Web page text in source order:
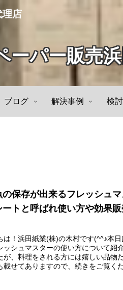
理店
ーパー販売
ブログ 解決事例 検
の保存が出来るフレッシュ
ートと呼ばれ使い方や効果
は！浜田紙業(株)の木村です(^^♪本
ッシュマスターの使い方について紹
が、料理をされる方には嬉しい品物
載せてありますので、続きをご覧くだ